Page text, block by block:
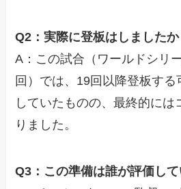
Q2：実際に登板はしましたか
A：この試合（ワールドシリ
回）では、19回以降登板す
していたものの、最終的には
りました。
Q3：この準備は誰が評価して